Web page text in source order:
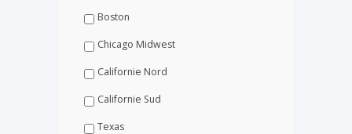
Boston
Chicago Midwest
Californie Nord
Californie Sud
Texas